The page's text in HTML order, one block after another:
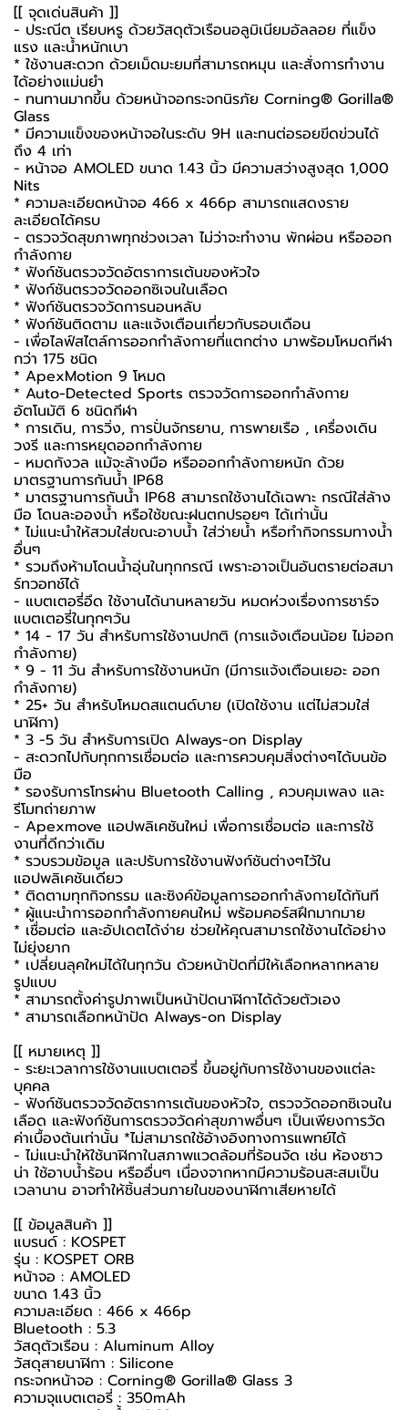
[[ จุดเด่นสินค้า ]]
- ประณีต เรียบหรู ด้วยวัสดุตัวเรือนอลูมิเนียมอัลลอย ที่แข็ง
แรง และน้ำหนักเบา
* ใช้งานสะดวก ด้วยเม็ดมะยมที่สามารถหมุน และสั่งการทำงาน
ได้อย่างแม่นยำ
- ทนทานมากขึ้น ด้วยหน้าจอกระจกนิรภัย Corning® Gorilla®
Glass
* มีความแข็งของหน้าจอในระดับ 9H และทนต่อรอยขีดข่วนได้
ถึง 4 เท่า
- หน้าจอ AMOLED ขนาด 1.43 นิ้ว มีความสว่างสูงสุด 1,000
Nits
* ความละเอียดหน้าจอ 466 x 466p สามารถแสดงราย
ละเอียดได้ครบ
- ตรวจวัดสุขภาพทุกช่วงเวลา ไม่ว่าจะทำงาน พักผ่อน หรือออก
กำลังกาย
* ฟังก์ชันตรวจวัดอัตราการเต้นของหัวใจ
* ฟังก์ชันตรวจวัดออกซิเจนในเลือด
* ฟังก์ชันตรวจวัดการนอนหลับ
* ฟังก์ชันติดตาม และแจ้งเตือนเกี่ยวกับรอบเดือน
- เพื่อไลฟ์สไตล์การออกกำลังกายที่แตกต่าง มาพร้อมโหมดกีฬา
กว่า 175 ชนิด
* ApexMotion 9 โหมด
* Auto-Detected Sports ตรวจวัดการออกกำลังกาย
อัตโนมัติ 6 ชนิดกีฬา
* การเดิน, การวิ่ง, การปั่นจักรยาน, การพายเรือ , เครื่องเดิน
วงรี และการหยุดออกกำลังกาย
- หมดกังวล แม้จะล้างมือ หรือออกกำลังกายหนัก ด้วย
มาตรฐานการกันน้ำ IP68
* มาตรฐานการกันน้ำ IP68 สามารถใช้งานได้เฉพาะ กรณีใส่ล้าง
มือ โดนละอองน้ำ หรือใช้ขณะฝนตกปรอยๆ ได้เท่านั้น
* ไม่แนะนำให้สวมใส่ขณะอาบน้ำ ใส่ว่ายน้ำ หรือทำกิจกรรมทางน้ำ
อื่นๆ
* รวมถึงห้ามโดนน้ำอุ่นในทุกกรณี เพราะอาจเป็นอันตรายต่อสมา
ร์ทวอทช์ได้
- แบตเตอรี่อึด ใช้งานได้นานหลายวัน หมดห่วงเรื่องการชาร์จ
แบตเตอรี่ในทุกๆวัน
* 14 - 17 วัน สำหรับการใช้งานปกติ (การแจ้งเตือนน้อย ไม่ออก
กำลังกาย)
* 9 - 11 วัน สำหรับการใช้งานหนัก (มีการแจ้งเตือนเยอะ ออก
กำลังกาย)
* 25+ วัน สำหรับโหมดสแตนด์บาย (เปิดใช้งาน แต่ไม่สวมใส่
นาฬิกา)
* 3 -5 วัน สำหรับการเปิด Always-on Display
- สะดวกไปกับทุกการเชื่อมต่อ และการควบคุมสิ่งต่างๆได้บนข้อ
มือ
* รองรับการโทรผ่าน Bluetooth Calling , ควบคุมเพลง และ
รีโมทถ่ายภาพ
- Apexmove แอปพลิเคชันใหม่ เพื่อการเชื่อมต่อ และการใช้
งานที่ดีกว่าเดิม
* รวบรวมข้อมูล และปรับการใช้งานฟังก์ชันต่างๆไว้ใน
แอปพลิเคชันเดียว
* ติดตามทุกกิจกรรม และซิงค์ข้อมูลการออกกำลังกายได้ทันที
* ผู้แนะนำการออกกำลังกายคนใหม่ พร้อมคอร์สฝึกมากมาย
* เชื่อมต่อ และอัปเดตได้ง่าย ช่วยให้คุณสามารถใช้งานได้อย่าง
ไม่ยุ่งยาก
* เปลี่ยนลุคใหม่ได้ในทุกวัน ด้วยหน้าปัดที่มีให้เลือกหลากหลาย
รูปแบบ
* สามารถตั้งค่ารูปภาพเป็นหน้าปัดนาฬิกาได้ด้วยตัวเอง
* สามารถเลือกหน้าปัด Always-on Display
[[ หมายเหตุ ]]
- ระยะเวลาการใช้งานแบตเตอรี่ ขึ้นอยู่กับการใช้งานของแต่ละ
บุคคล
- ฟังก์ชันตรวจวัดอัตราการเต้นของหัวใจ, ตรวจวัดออกซิเจนใน
เลือด และฟังก์ชันการตรวจวัดค่าสุขภาพอื่นๆ เป็นเพียงการวัด
ค่าเบื้องต้นเท่านั้น *ไม่สามารถใช้อ้างอิงทางการแพทย์ได้
- ไม่แนะนำให้ใช้นาฬิกาในสภาพแวดล้อมที่ร้อนจัด เช่น ห้องซาว
น่า ใช้อาบน้ำร้อน หรืออื่นๆ เนื่องจากหากมีความร้อนสะสมเป็น
เวลานาน อาจทำให้ชิ้นส่วนภายในของนาฬิกาเสียหายได้
[[ ข้อมูลสินค้า ]]
แบรนด์ : KOSPET
รุ่น : KOSPET ORB
หน้าจอ : AMOLED
ขนาด 1.43 นิ้ว
ความละเอียด : 466 x 466p
Bluetooth : 5.3
วัสดุตัวเรือน : Aluminum Alloy
วัสดุสายนาฬิกา : Silicone
กระจกหน้าจอ : Corning® Gorilla® Glass 3
ความจุแบตเตอรี่ : 350mAh